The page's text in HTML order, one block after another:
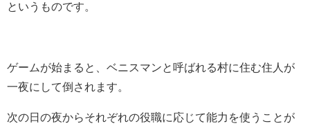
というものです。
ゲームが始まると、ベニスマンと呼ばれる村に住む住人が
一夜にして倒されます。
次の日の夜からそれぞれの役職に応じて能力を使うことが